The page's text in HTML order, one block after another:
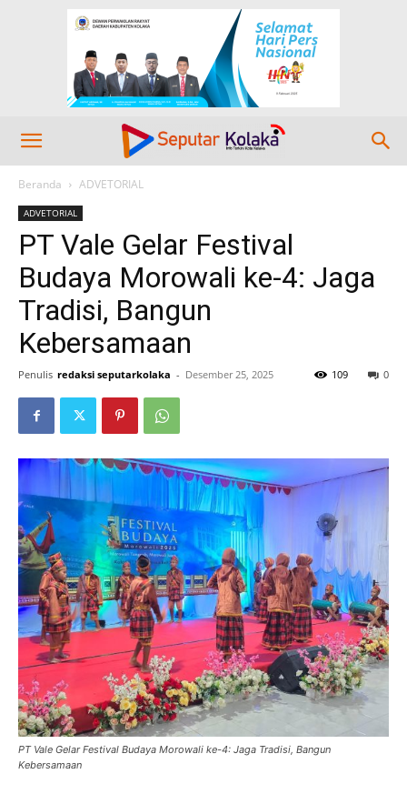
Beranda ADVETORIAL
ADVETORIAL
PT Vale Gelar Festival
Budaya Morowali ke-4: Jaga
Tradisi, Bangun
Kebersamaan
Penulis redaksi seputarkolaka - Desember 25, 2025 0
109
PT Vale Gelar Festival Budaya Morowali ke-4: Jaga Tradisi, Bangun
Kebersamaan